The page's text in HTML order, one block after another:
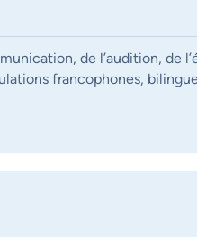
de l’audition, de
francophones,